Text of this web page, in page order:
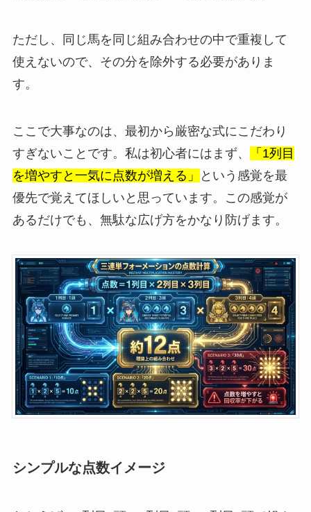
ただし、同じ馬を同じ組み合わせの中で重複して
使えないので、その分を除外する必要がありま
す。
ここで大事なのは、最初から厳密な式にこだわり
すぎないことです。私は初心者にはまず、
「1列目
を増やすと一気に点数が増える」
という感覚を最
優先で覚えてほしいと思っています。この感覚が
あるだけでも、無駄な広げ方をかなり防げます。
シンプルな点数イメージ